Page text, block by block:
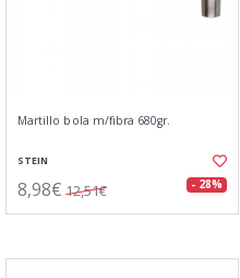
Martillo bola m/fibra 680gr.
STEIN
8,98€ 12,51€ - 28%